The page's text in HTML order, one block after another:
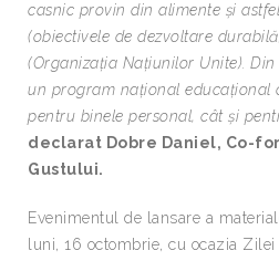
casnic provin din alimente și
(obiectivele de dezvoltare
(Organizația Națiunilor Unite).
un program național educațional
pentru binele personal, cât și
declarat Dobre Daniel, Co-
Gustului.
Evenimentul de lansare a
luni, 16 octombrie, cu ocazia